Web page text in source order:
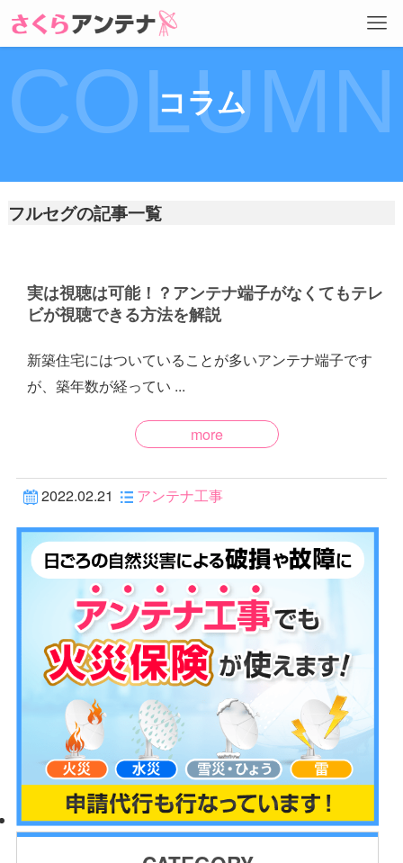
コラム
COLUMN
フルセグの記事一覧
実は視聴は可能！？アンテナ端子がなくてもテレ
ビが視聴できる方法を解説
新築住宅にはついていることが多いアンテナ端子です
が、築年数が経ってい ...
more
2022.02.21 アンテナ工事